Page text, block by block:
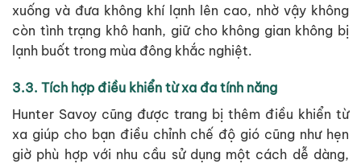
xuống và đưa không khí lạnh lên cao, nhờ vậy không
còn tình trạng khô hanh, giữ cho không gian không bị
lạnh buốt trong mùa đông khắc nghiệt.
3.3. Tích hợp điều khiển từ xa đa tính năng
Hunter Savoy cũng được trang bị thêm điều khiển từ
xa giúp cho bạn điều chỉnh chế độ gió cũng như hẹn
giờ phù hợp với nhu cầu sử dụng một cách dễ dàng,